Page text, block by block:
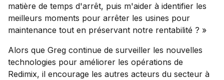
matière de temps d'arrêt, puis m'aider à identifier les
meilleurs moments pour arrêter les usines pour
maintenance tout en préservant notre rentabilité ? »
Alors que Greg continue de surveiller les nouvelles
technologies pour améliorer les opérations de
Redimix, il encourage les autres acteurs du secteur à